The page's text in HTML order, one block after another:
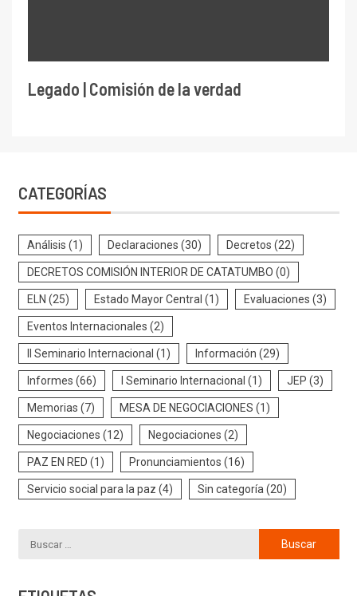
Legado | Comisión de la verdad
CATEGORÍAS
Análisis (1) Declaraciones (30) Decretos (22)
DECRETOS COMISIÓN INTERIOR DE CATATUMBO (0)
ELN (25) Estado Mayor Central (1) Evaluaciones (3)
Eventos Internacionales (2)
II Seminario Internacional (1) Información (29)
Informes (66) I Seminario Internacional (1) JEP (3)
Memorias (7) MESA DE NEGOCIACIONES (1)
Negociaciones (12) Negociaciones (2)
PAZ EN RED (1) Pronunciamientos (16)
Servicio social para la paz (4) Sin categoría(20)